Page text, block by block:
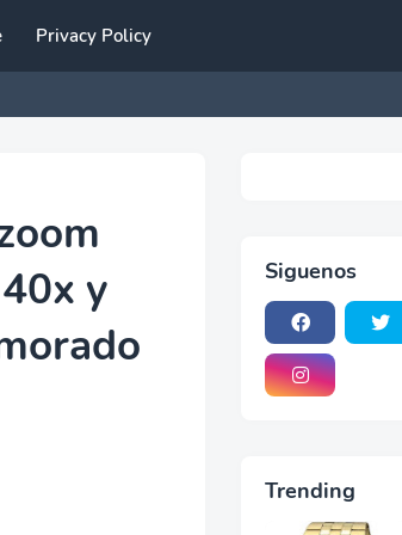
Privacy Policy
y
Siguenos
Trending